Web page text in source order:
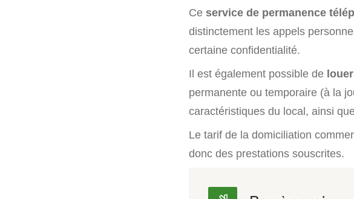
Ce service de permanence
distinctement les appels
certaine confidentialité.
Il est également possible de
permanente ou temporaire (à la
caractéristiques du local, ainsi
Le tarif de la domiciliation
donc des prestations souscrites.